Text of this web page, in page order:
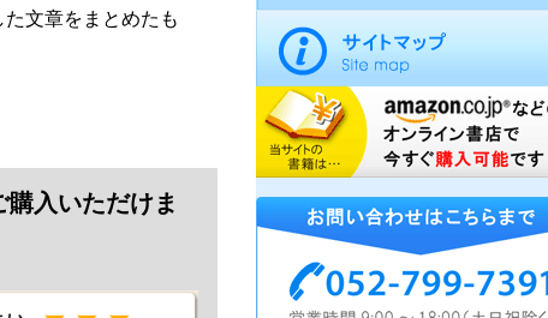
文章をまとめたも
入いただけま